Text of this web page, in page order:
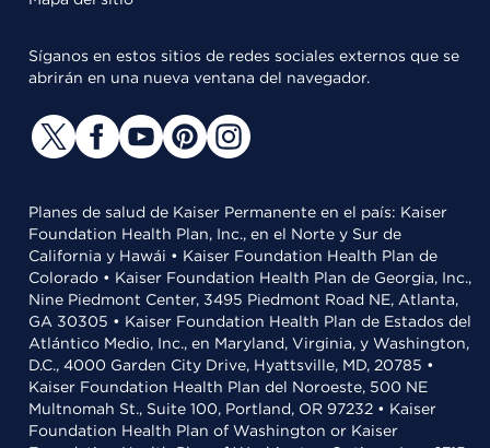
Síganos en estos sitios de redes sociales externos que se
abrirán en una nueva ventana del navegador.
Planes de salud de Kaiser Permanente en el país: Kaiser
Foundation Health Plan, Inc., en el Norte y Sur de
California y Hawái • Kaiser Foundation Health Plan de
Colorado • Kaiser Foundation Health Plan de Georgia, Inc.,
Nine Piedmont Center, 3495 Piedmont Road NE, Atlanta,
GA 30305 • Kaiser Foundation Health Plan de Estados del
Atlántico Medio, Inc., en Maryland, Virginia, y Washington,
D.C., 4000 Garden City Drive, Hyattsville, MD, 20785 •
Kaiser Foundation Health Plan del Noroeste, 500 NE
Multnomah St., Suite 100, Portland, OR 97232 • Kaiser
Foundation Health Plan of Washington or Kaiser